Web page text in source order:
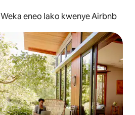
Weka eneo lako kwenye Airbnb